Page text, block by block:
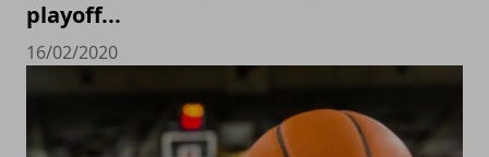
playoff...
16/02/2020